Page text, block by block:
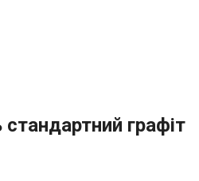
графіт